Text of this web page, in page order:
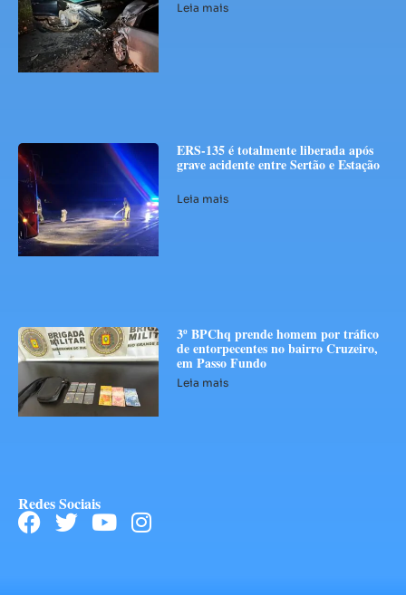
Leia mais
ERS-135 é totalmente liberada após
grave acidente entre Sertão e Estação
Leia mais
3º BPChq prende homem por tráfico
de entorpecentes no bairro Cruzeiro,
em Passo Fundo
Leia mais
Redes Sociais